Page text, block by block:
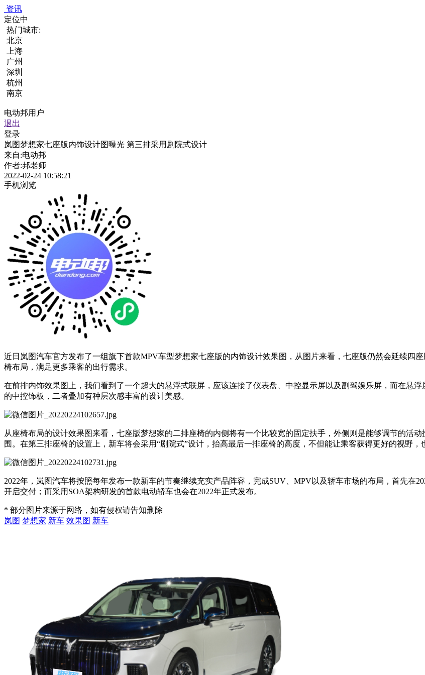
资讯
定位中
热门城市:
北京
上海
广州
深圳
杭州
南京
电动邦用户
退出
登录
岚图梦想家七座版内饰设计图曝光 第三排采用剧院式设计
来自:电动邦
作者:邦老师
2022-02-24 10:58:21
手机浏览
近日岚图汽车官方发布了一组旗下首款MPV车型梦想家七座版的内饰设计效果图，从图片来看，七座版仍然会延续四
椅布局，满足更多乘客的出行需求。
在前排内饰效果图上，我们看到了一个超大的悬浮式联屏，应该连接了仪表盘、中控显示屏以及副驾娱乐屏，而在悬
的中控饰板，二者叠加有种层次感丰富的设计美感。
从座椅布局的设计效果图来看，七座版梦想家的二排座椅的内侧将有一个比较宽的固定扶手，外侧则是能够调节的活
围。在第三排座椅的设置上，新车将会采用“剧院式”设计，抬高最后一排座椅的高度，不但能让乘客获得更好的视野，
2022年，岚图汽车将按照每年发布一款新车的节奏继续充实产品阵容，完成SUV、MPV以及轿车市场的布局，首先在
开启交付；而采用SOA架构研发的首款电动轿车也会在2022年正式发布。
* 部分图片来源于网络，如有侵权请告知删除
岚图 梦想家 新车 效果图 新车